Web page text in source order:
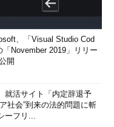
、「Visual Studio Cod
「November 2019」リリー
開
就活サイト「内定辞退予
社会”到来の法的問題に斬
ーフリ...